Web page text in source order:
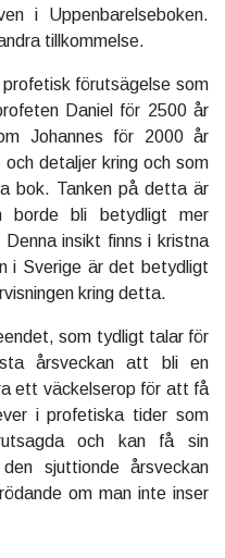
i Uppenbarelseboken.
tillkommelse.
förutsägelse som
Daniel för 2500 år
Johannes för 2000 år
detaljer kring och som
bok. Tanken på detta är
borde bli betydligt mer
insikt finns i kristna
i Sverige är det betydligt
kring detta.
som tydligt talar för
årsveckan att bli en
ett väckelserop för att få
i profetiska tider som
och kan få sin
sjuttionde årsveckan
om man inte inser